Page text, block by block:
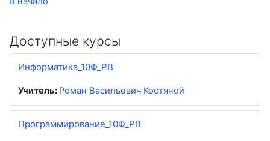
Доступные курсы
Информатика_10Ф_РВ
Учитель: Роман Васильевич Костяной
Программирование_10Ф_РВ